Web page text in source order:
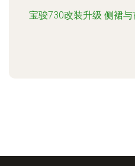
宝骏730改装升级 侧裙